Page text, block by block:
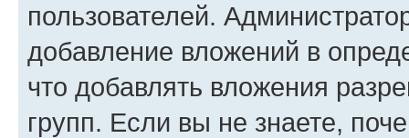
пользователей.
добавление вложений в
что добавлять вложения
групп. Если вы не знаете,